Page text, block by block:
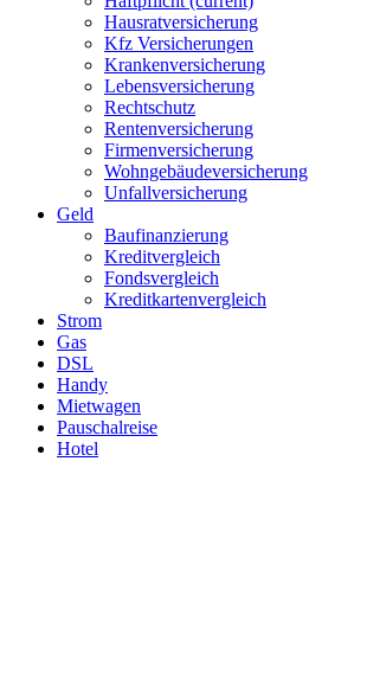
Hausratversicherung
Kfz Versicherungen
Krankenversicherung
Lebensversicherung
Rechtschutz
Rentenversicherung
Firmenversicherung
Wohngebäudeversicherung
Unfallversicherung
Geld
Baufinanzierung
Kreditvergleich
Fondsvergleich
Kreditkartenvergleich
Strom
Gas
DSL
Handy
Mietwagen
Pauschalreise
Hotel